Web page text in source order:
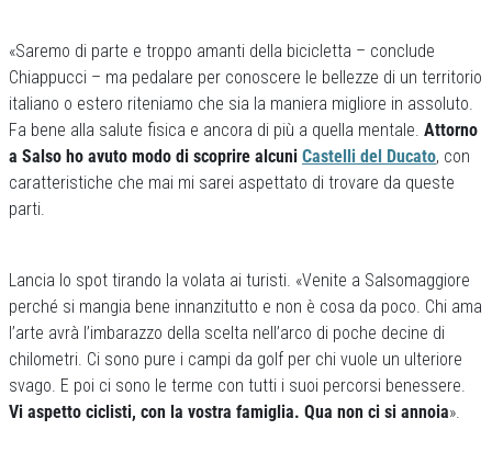
«Saremo di parte e troppo amanti della bicicletta – conclude
Chiappucci – ma pedalare per conoscere le bellezze di un territorio
italiano o estero riteniamo che sia la maniera migliore in assoluto.
Fa bene alla salute fisica e ancora di più a quella mentale. Attorno
a Salso ho avuto modo di scoprire alcuni Castelli del Ducato, con
caratteristiche che mai mi sarei aspettato di trovare da queste
parti.
Lancia lo spot tirando la volata ai turisti. «Venite a Salsomaggiore
perché si mangia bene innanzitutto e non è cosa da poco. Chi ama
l’arte avrà l’imbarazzo della scelta nell’arco di poche decine di
chilometri. Ci sono pure i campi da golf per chi vuole un ulteriore
svago. E poi ci sono le terme con tutti i suoi percorsi benessere.
Vi aspetto ciclisti, con la vostra famiglia. Qua non ci si annoia».